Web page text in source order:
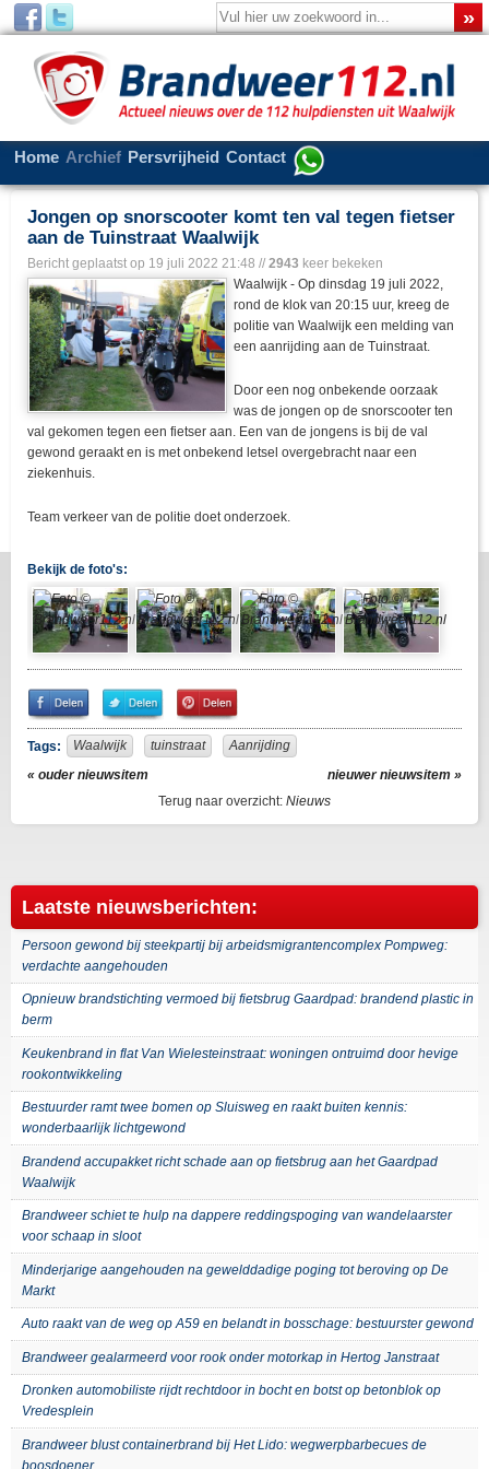
Home Archief Persvrijheid Contact
Jongen op snorscooter komt ten val tegen fietser
aan de Tuinstraat Waalwijk
Bericht geplaatst op 19 juli 2022 21:48 // 2943 keer bekeken
Waalwijk - Op dinsdag 19 juli 2022,
rond de klok van 20:15 uur, kreeg de
politie van Waalwijk een melding van
een aanrijding aan de Tuinstraat.
Door een nog onbekende oorzaak
was de jongen op de snorscooter ten
val gekomen tegen een fietser aan. Een van de jongens is bij de val
gewond geraakt en is met onbekend letsel overgebracht naar een
ziekenhuis.
Team verkeer van de politie doet onderzoek.
Bekijk de foto's:
Share
on
Facebook
Share
on
Twitter
Pin
It!
Tags: Waalwijk tuinstraat
Aanrijding
« ouder nieuwsitem
nieuwer nieuwsitem »
Terug naar overzicht: Nieuws
Laatste nieuwsberichten:
Persoon gewond bij steekpartij bij arbeidsmigrantencomplex Pompweg:
verdachte aangehouden
Opnieuw brandstichting vermoed bij fietsbrug Gaardpad: brandend plastic in
berm
Keukenbrand in flat Van Wielesteinstraat: woningen ontruimd door hevige
rookontwikkeling
Bestuurder ramt twee bomen op Sluisweg en raakt buiten kennis:
wonderbaarlijk lichtgewond
Brandend accupakket richt schade aan op fietsbrug aan het Gaardpad
Waalwijk
Brandweer schiet te hulp na dappere reddingspoging van wandelaarster
voor schaap in sloot
Minderjarige aangehouden na gewelddadige poging tot beroving op De
Markt
Auto raakt van de weg op A59 en belandt in bosschage: bestuurster gewond
Brandweer gealarmeerd voor rook onder motorkap in Hertog Janstraat
Dronken automobiliste rijdt rechtdoor in bocht en botst op betonblok op
Vredesplein
Brandweer blust containerbrand bij Het Lido: wegwerpbarbecues de